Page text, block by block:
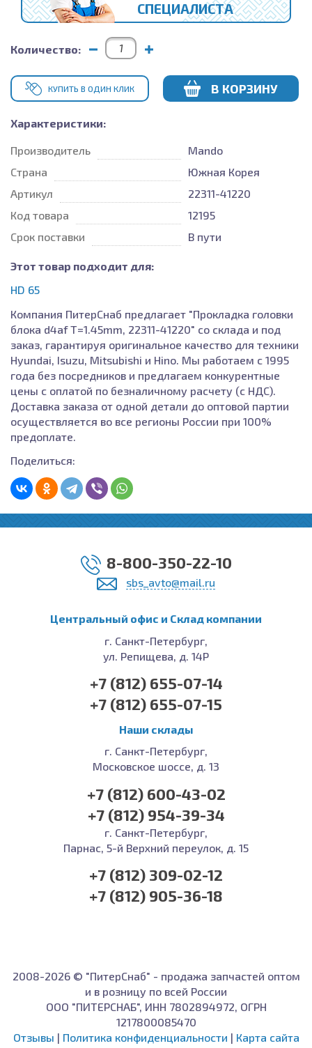
СПЕЦИАЛИСТА
Количество:
КУПИТЬ В ОДИН КЛИК В КОРЗИНУ
Характеристики:
Производитель
Mando
Страна
Южная Корея
Артикул
22311-41220
Код товара
12195
Срок поставки
В пути
Этот товар подходит для:
HD 65
Компания ПитерСнаб предлагает "Прокладка головки
блока d4af T=1.45mm, 22311-41220" со склада и под
заказ, гарантируя оригинальное качество для техники
Hyundai, Isuzu, Mitsubishi и Hino. Мы работаем с 1995
года без посредников и предлагаем конкурентные
цены с оплатой по безналичному расчету (с НДС).
Доставка заказа от одной детали до оптовой партии
осуществляется во все регионы России при 100%
предоплате.
Поделиться:
8-800-350-22-10
sbs_avto@mail.ru
Центральный офис и Cклад компании
г. Санкт-Петербург,
ул. Репищева, д. 14Р
+7 (812) 655-07-14
+7 (812) 655-07-15
Наши склады
г. Санкт-Петербург,
Московское шоссе, д. 13
+7 (812) 600-43-02
+7 (812) 954-39-34
г. Санкт-Петербург,
Парнас, 5-й Верхний переулок, д. 15
+7 (812) 309-02-12
+7 (812) 905-36-18
2008-2026 © "ПитерСнаб" - продажа запчастей оптом
и в розницу по всей России
ООО "ПИТЕРСНАБ", ИНН 7802894972, ОГРН
1217800085470
Отзывы | Политика конфиденциальности | Карта сайта